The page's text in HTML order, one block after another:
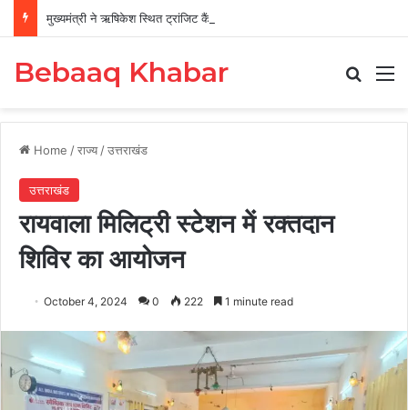
मुख्यमंत्री ने ऋषिकेश स्थित ट्रांजिट कैंप का किया औचक निरीक्षण
Bebaaq Khabar
Home /राज्य /उत्तराखंड
उत्तराखंड
रायवाला मिलिट्री स्टेशन में रक्तदान
शिविर का आयोजन
October 4, 2024 0 222 1 minute read